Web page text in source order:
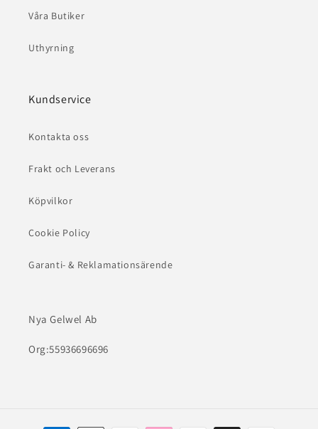
Våra Butiker
Uthyrning
Kundservice
Kontakta oss
Frakt och Leverans
Köpvilkor
Cookie Policy
Garanti- & Reklamationsärende
Nya Gelwel Ab
Org:55936696696